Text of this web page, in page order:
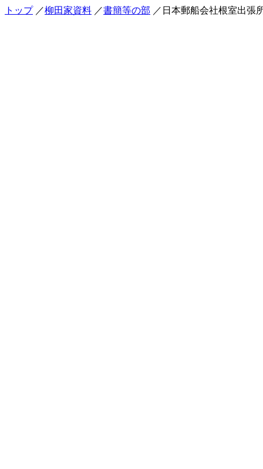
トップ ／柳田家資料 ／書簡等の部 ／日本郵船会社根室出張